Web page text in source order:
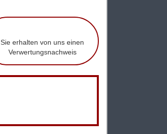
Sie erhalten von uns einen
Verwertungsnachweis